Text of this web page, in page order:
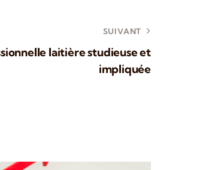
SUIVANT
laitière studieuse et
impliquée